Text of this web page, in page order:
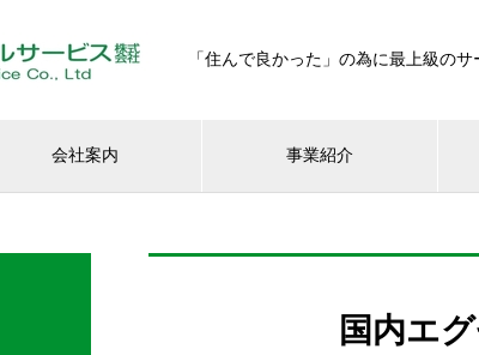
「住んで良かった」の為に最上級のサ
会社案内 事業紹介
国内エ